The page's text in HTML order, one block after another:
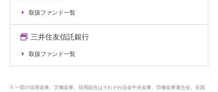
取扱ファンド一覧
三井住友信託銀行
取扱ファンド一覧
一部の信用金庫、労働金庫、信用組合はそれぞれ信金中央金庫、労働金庫連合会、全国